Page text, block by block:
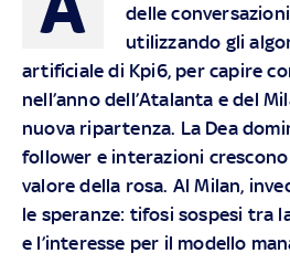
delle conversazioni
utilizzando gli
artificiale di Kpi6, per capire
nell’anno dell’Atalanta e del
nuova ripartenza. La Dea
follower e interazioni
valore della rosa. Al Milan,
le speranze: tifosi sospesi tra
e l’interesse per il modello